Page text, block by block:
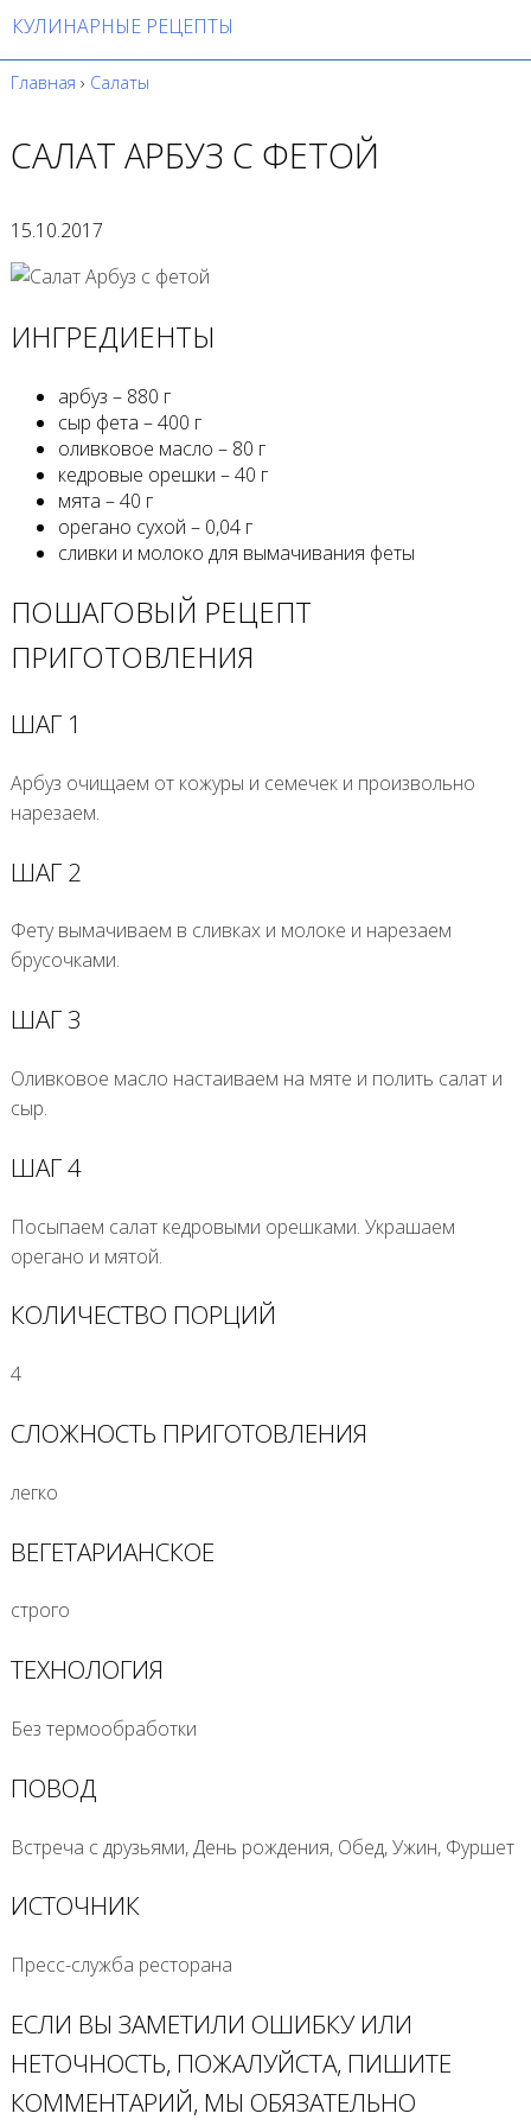
КУЛИНАРНЫЕ РЕЦЕПТЫ
Главная › Салаты
САЛАТ АРБУЗ С ФЕТОЙ
15.10.2017
ИНГРЕДИЕНТЫ
арбуз – 880 г
сыр фета – 400 г
оливковое масло – 80 г
кедровые орешки – 40 г
мята – 40 г
орегано сухой – 0,04 г
сливки и молоко для вымачивания феты
ПОШАГОВЫЙ РЕЦЕПТ
ПРИГОТОВЛЕНИЯ
ШАГ 1
Арбуз очищаем от кожуры и семечек и произвольно
нарезаем.
ШАГ 2
Фету вымачиваем в сливках и молоке и нарезаем
брусочками.
ШАГ 3
Оливковое масло настаиваем на мяте и полить салат и
сыр.
ШАГ 4
Посыпаем салат кедровыми орешками. Украшаем
орегано и мятой.
КОЛИЧЕСТВО ПОРЦИЙ
4
СЛОЖНОСТЬ ПРИГОТОВЛЕНИЯ
легко
ВЕГЕТАРИАНСКОЕ
строго
ТЕХНОЛОГИЯ
Без термообработки
ПОВОД
Встреча с друзьями, День рождения, Обед, Ужин, Фуршет
ИСТОЧНИК
Пресс-служба ресторана
ЕСЛИ ВЫ ЗАМЕТИЛИ ОШИБКУ ИЛИ
НЕТОЧНОСТЬ, ПОЖАЛУЙСТА, ПИШИТЕ
КОММЕНТАРИЙ, МЫ ОБЯЗАТЕЛЬНО